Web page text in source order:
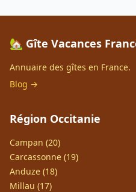
🏡 Gîte Vacances
Annuaire des gîtes en France.
Blog →
Région Occitanie
Campan (20)
Carcassonne (19)
Anduze (18)
Millau (17)